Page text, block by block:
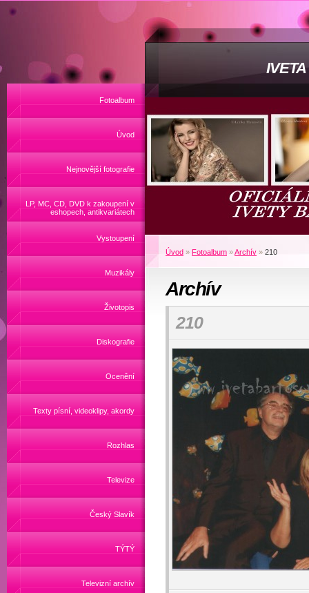
Fotoalbum
Úvod
Nejnovější fotografie
LP, MC, CD, DVD k zakoupení v
eshopech, antikvariátech
Vystoupení
Muzikály
Životopis
Diskografie
Ocenění
Texty písní, videoklipy, akordy
Rozhlas
Televize
Český Slavík
TÝTÝ
Televizní archív
Úvod » Fotoalbum »Archív » 210
Archív
210